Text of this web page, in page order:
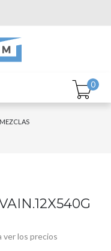
0
ver los precios